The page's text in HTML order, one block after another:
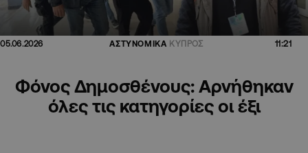
05.06.2026 ΑΣΤΥΝΟΜΙΚΑ ΚΥΠΡΟΣ 11:21
Φόνος Δημοσθένους: Αρνήθηκαν
όλες τις κατηγορίες οι έξι